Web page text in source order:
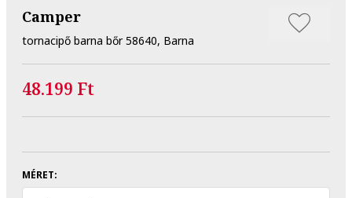
Camper
tornacipő barna bőr 58640, Barna
48.199 Ft
MÉRET: